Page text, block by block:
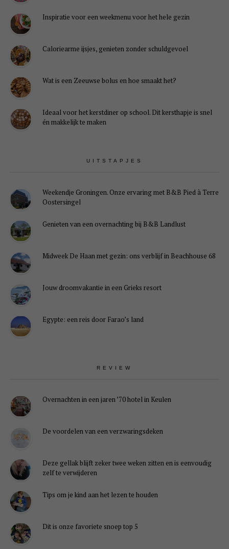
Inspiratie voor een weekmenu voor het hele gezin
Caloriearme ijsjes, genieten zonder schuldgevoel
Wat is een Zeeuwse bolus en hoe smaakt het?
Ideaal voor het kerstdiner op school. Dit kersthapje is snel
én makkelijk te maken
UITSTAPJES
Weekendje Groningen. Onze ervaring met B&B Pied à Terre
Oostersingel
Genieten van een overnachting bij B&B Landlust
Midweek De Haan met gezin: ons verblijf in Beachhouse 68
Jouw droomvakantie in een Grieks resort
Egypte: een reis door Farao’s land
REVIEW
Overnachten in een jaren ’70 hotel in Keulen
De voordelen van een verzwaringsdeken
Deze gellak blijft zeker twee weken zitten en is eenvoudig
zelf te verwijderen
Tips om je kind aan het lezen te houden
Dit is onze favoriete snoep top 5